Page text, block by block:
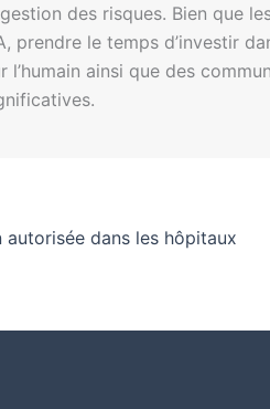
des risques. Bien que
prendre le temps d’investir
l’humain ainsi que des
autorisée dans les hôpitaux